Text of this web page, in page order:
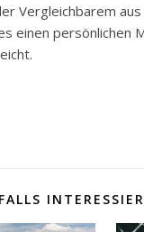
Vergleichbarem
einen persönlichen